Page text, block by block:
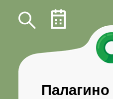
Палагино